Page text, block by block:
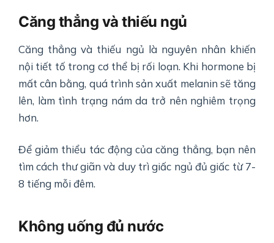
Căng thẳng và thiếu ngủ
Căng thẳng và thiếu ngủ là nguyên nhân khiến
nội tiết tố trong cơ thể bị rối loạn. Khi hormone bị
mất cân bằng, quá trình sản xuất melanin sẽ tăng
lên, làm tình trạng nám da trở nên nghiêm trọng
hơn.
Để giảm thiểu tác động của căng thẳng, bạn nên
tìm cách thư giãn và duy trì giấc ngủ đủ giấc từ 7-
8 tiếng mỗi đêm.
Không uống đủ nước